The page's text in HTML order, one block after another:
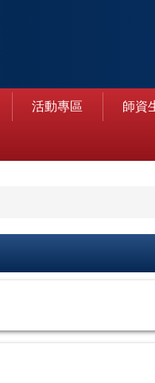
活動專區 師資